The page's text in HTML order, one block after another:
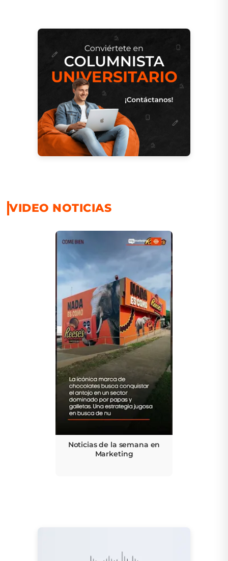
VIDEO NOTICIAS
Noticias de la semana en
Marketing